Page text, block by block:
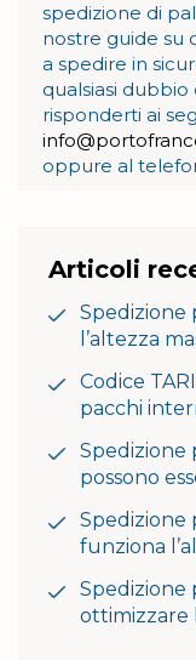
spedizione di
nostre guide su
a spedire in
qualsiasi
risponderti ai
oppure al
Articoli
Spedizione
l’altezza
Codice
pacchi
Spedizione
possono
Spedizione
funziona
Spedizione
ottimizzare